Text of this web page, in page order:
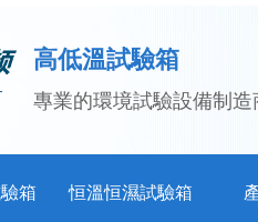
高低溫試驗箱
專業的環境試驗設備制造
箱 恒溫恒濕試驗箱